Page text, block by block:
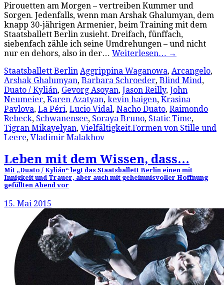
Pirouetten am Morgen – vertreiben Kummer und
Sorgen. Jedenfalls, wenn man Arshak Ghalumyan, dem
knapp 30-jährigen Armenier, beim Training mit dem
Staatsballett Berlin zusieht. Dreifach, fünffach,
siebenfach zähle ich seine Umdrehungen – und nicht
nur en dehors, also in der… Weiterlesen… →
Staatsballett Berlin Aggrippina Waganowa, Arcangelo,
Arshak Ghalumyan, Barbara Schroeder, Blind Mind,
Duato / Kylián, Gevorg Asoyan, Jason Reilly, John
Neumeier, Karen Azatyan, kevin haigen, Krasina
Pavlova, La Péri, Lucio Vidal, Nacho Duato, Raimondo
Rebeck, Schwanensee, Soraya Bruno, Static Time,
Tigran Mikayelyan, Vielfältigkeit.Formen von Stille und
Leere, Vladimir Malakhov
Leben mit dem Wissen, dass…
Mit „Duato / Kylián“ legt das Staatsballett Berlin einen mit
Innigkeit und Trauer, aber auch mit geheimnisvoller Hoffnung
gefüllten Abend vor
15. Mai 2015